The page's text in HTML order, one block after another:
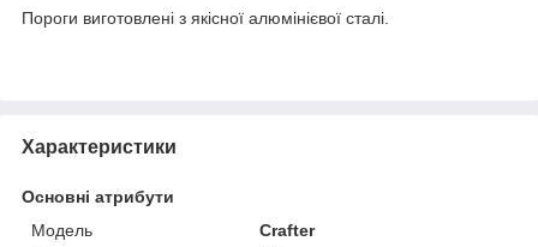
Пороги виготовлені з якісної алюмінієвої сталі.
Характеристики
Основні атрибути
Модель
Crafter